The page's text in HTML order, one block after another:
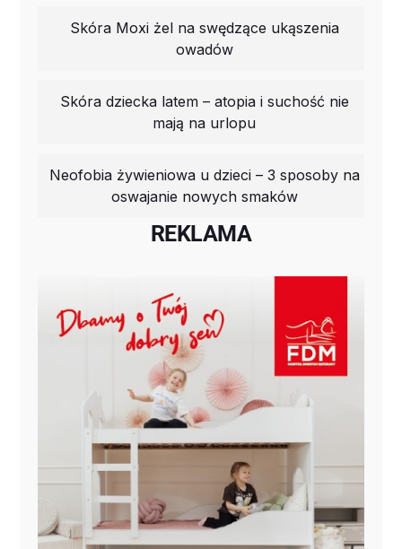
Skóra Moxi żel na swędzące ukąszenia
owadów
Skóra dziecka latem – atopia i suchość nie
mają na urlopu
Neofobia żywieniowa u dzieci – 3 sposoby na
oswajanie nowych smaków
REKLAMA